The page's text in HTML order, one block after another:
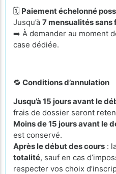
🗓️ Paiement échelonné
Jusqu’à 7 mensualités sans
➡️ À demander au moment
case dédiée.
🔁 Conditions d’annulation
Jusqu’à 15 jours avant le
frais de dossier seront
Moins de 15 jours avant le
est conservé.
Après le début des cours :
totalité, sauf en cas
respecter vos choix